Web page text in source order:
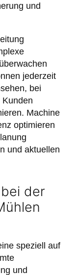
und
jederzeit
bei
Machine
optimieren
und aktuellen
der
speziell auf
und